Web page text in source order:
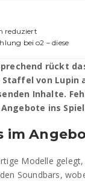
reduziert
bei o2 – diese
rückt
von Lupin
Inhalte.
ins
im
Modelle
Soundbars,